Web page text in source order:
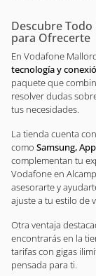
Descubre
para Ofrecerte
En Vodafone
tecnología y
paquete que
resolver dudas
tus necesidades.
La tienda cuenta
como Samsung,
complementan tu
Vodafone en
asesorarte y
ajuste a tu estilo de
Otra ventaja
encontrarás en la
tarifas con gigas
pensada para ti.